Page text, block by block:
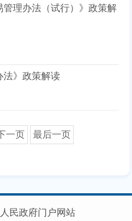
管理办法（试行）》政策解
法》政策解读
一页 最后一页
民政府门户网站